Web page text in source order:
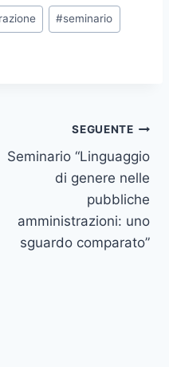
#seminario
SEGUENTE
Seminario “Linguaggio
di genere nelle
pubbliche
amministrazioni: uno
sguardo comparato”